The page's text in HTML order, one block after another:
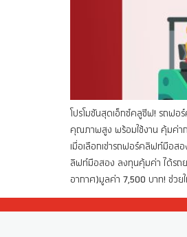
โปรโมชันสุดเอ็กซ์คลูซีฟ! รถฟอ
คุณภาพสูง พร้อมใช้งาน คุ้มค่าก
เมื่อเลือกเช่ารถฟอร์คลิฟท์มือส
ลิฟท์มือสอง ลงทุนคุ้มค่า ได้รถย
อากาศ)มูลค่า 7,500 บาท! ช่วย